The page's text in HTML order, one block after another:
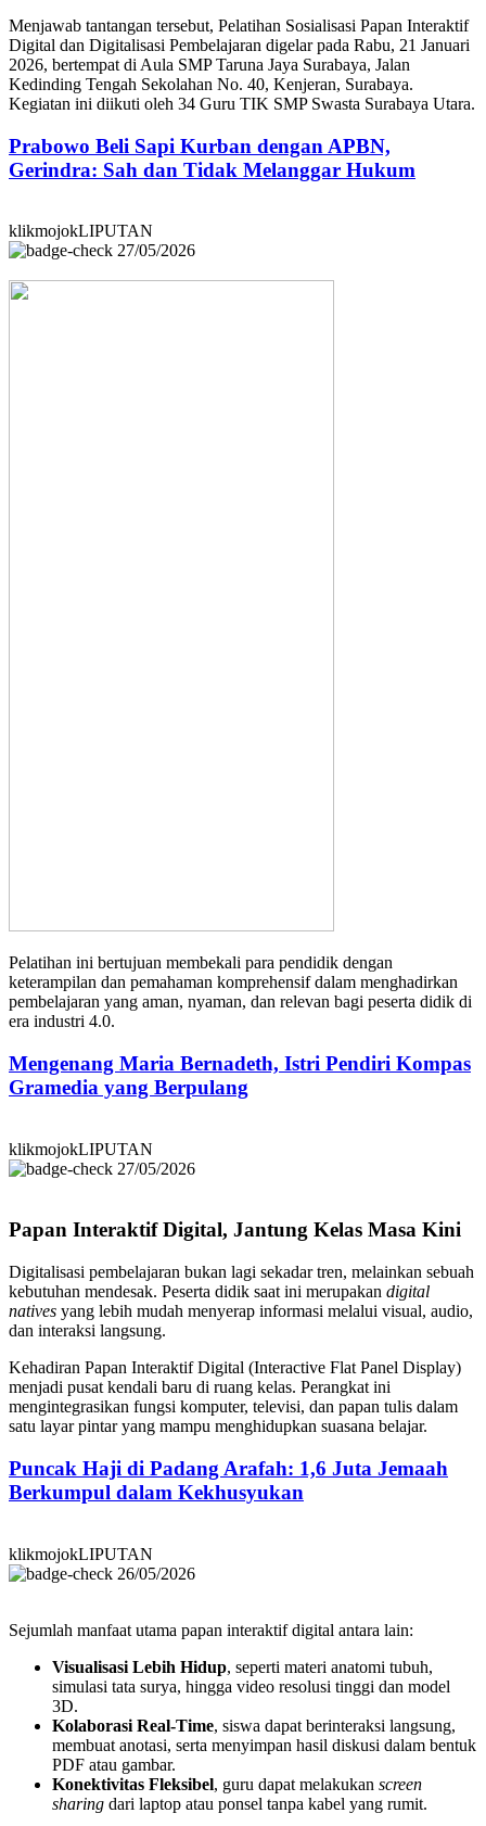
Menjawab tantangan tersebut, Pelatihan Sosialisasi Papan Interaktif
Digital dan Digitalisasi Pembelajaran digelar pada Rabu, 21 Januari
2026, bertempat di Aula SMP Taruna Jaya Surabaya, Jalan
Kedinding Tengah Sekolahan No. 40, Kenjeran, Surabaya.
Kegiatan ini diikuti oleh 34 Guru TIK SMP Swasta Surabaya Utara.
Prabowo Beli Sapi Kurban dengan APBN,
Gerindra: Sah dan Tidak Melanggar Hukum
klikmojokLIPUTAN
27/05/2026
Pelatihan ini bertujuan membekali para pendidik dengan
keterampilan dan pemahaman komprehensif dalam menghadirkan
pembelajaran yang aman, nyaman, dan relevan bagi peserta didik di
era industri 4.0.
Mengenang Maria Bernadeth, Istri Pendiri Kompas
Gramedia yang Berpulang
klikmojokLIPUTAN
27/05/2026
Papan Interaktif Digital, Jantung Kelas Masa Kini
Digitalisasi pembelajaran bukan lagi sekadar tren, melainkan sebuah
kebutuhan mendesak. Peserta didik saat ini merupakan digital
natives yang lebih mudah menyerap informasi melalui visual, audio,
dan interaksi langsung.
Kehadiran Papan Interaktif Digital (Interactive Flat Panel Display)
menjadi pusat kendali baru di ruang kelas. Perangkat ini
mengintegrasikan fungsi komputer, televisi, dan papan tulis dalam
satu layar pintar yang mampu menghidupkan suasana belajar.
Puncak Haji di Padang Arafah: 1,6 Juta Jemaah
Berkumpul dalam Kekhusyukan
klikmojokLIPUTAN
26/05/2026
Sejumlah manfaat utama papan interaktif digital antara lain:
Visualisasi Lebih Hidup, seperti materi anatomi tubuh,
simulasi tata surya, hingga video resolusi tinggi dan model
3D.
Kolaborasi Real-Time, siswa dapat berinteraksi langsung,
membuat anotasi, serta menyimpan hasil diskusi dalam bentuk
PDF atau gambar.
Konektivitas Fleksibel, guru dapat melakukan screen
sharing dari laptop atau ponsel tanpa kabel yang rumit.